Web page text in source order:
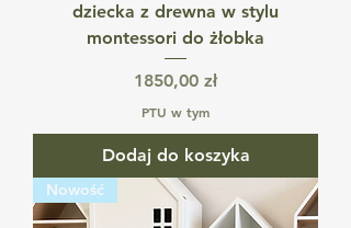
dziecka z drewna w stylu
montessori do żłobka
Cena
1850,00 zł
PTU w tym
Dodaj do koszyka
Nowość